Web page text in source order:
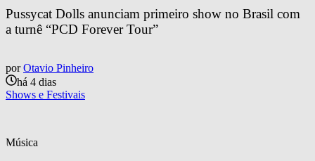
Pussycat Dolls anunciam primeiro show no Brasil com
a turnê “PCD Forever Tour”
por Otavio Pinheiro
há 4 dias
Shows e Festivais
Música